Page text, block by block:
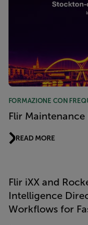
FORMAZIONE CON
Flir
READ MORE
Flir iXX and
Intelligence
Workflows for